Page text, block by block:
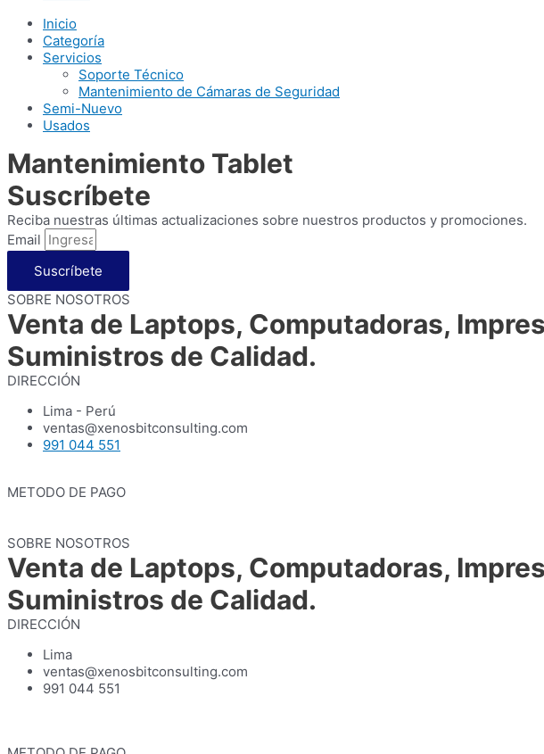
Inicio
Categoría
Servicios
Soporte Técnico
Mantenimiento de Cámaras de Seguridad
Semi-Nuevo
Usados
Mantenimiento Tablet
Suscríbete
Reciba nuestras últimas actualizaciones sobre nuestros productos y promociones.
Email
Suscríbete
SOBRE NOSOTROS
Venta de Laptops, Computadoras,
Suministros de Calidad.
DIRECCIÓN
Lima - Perú
ventas@xenosbitconsulting.com
991 044 551
METODO DE PAGO
SOBRE NOSOTROS
Venta de Laptops, Computadoras,
Suministros de Calidad.
DIRECCIÓN
Lima
ventas@xenosbitconsulting.com
991 044 551